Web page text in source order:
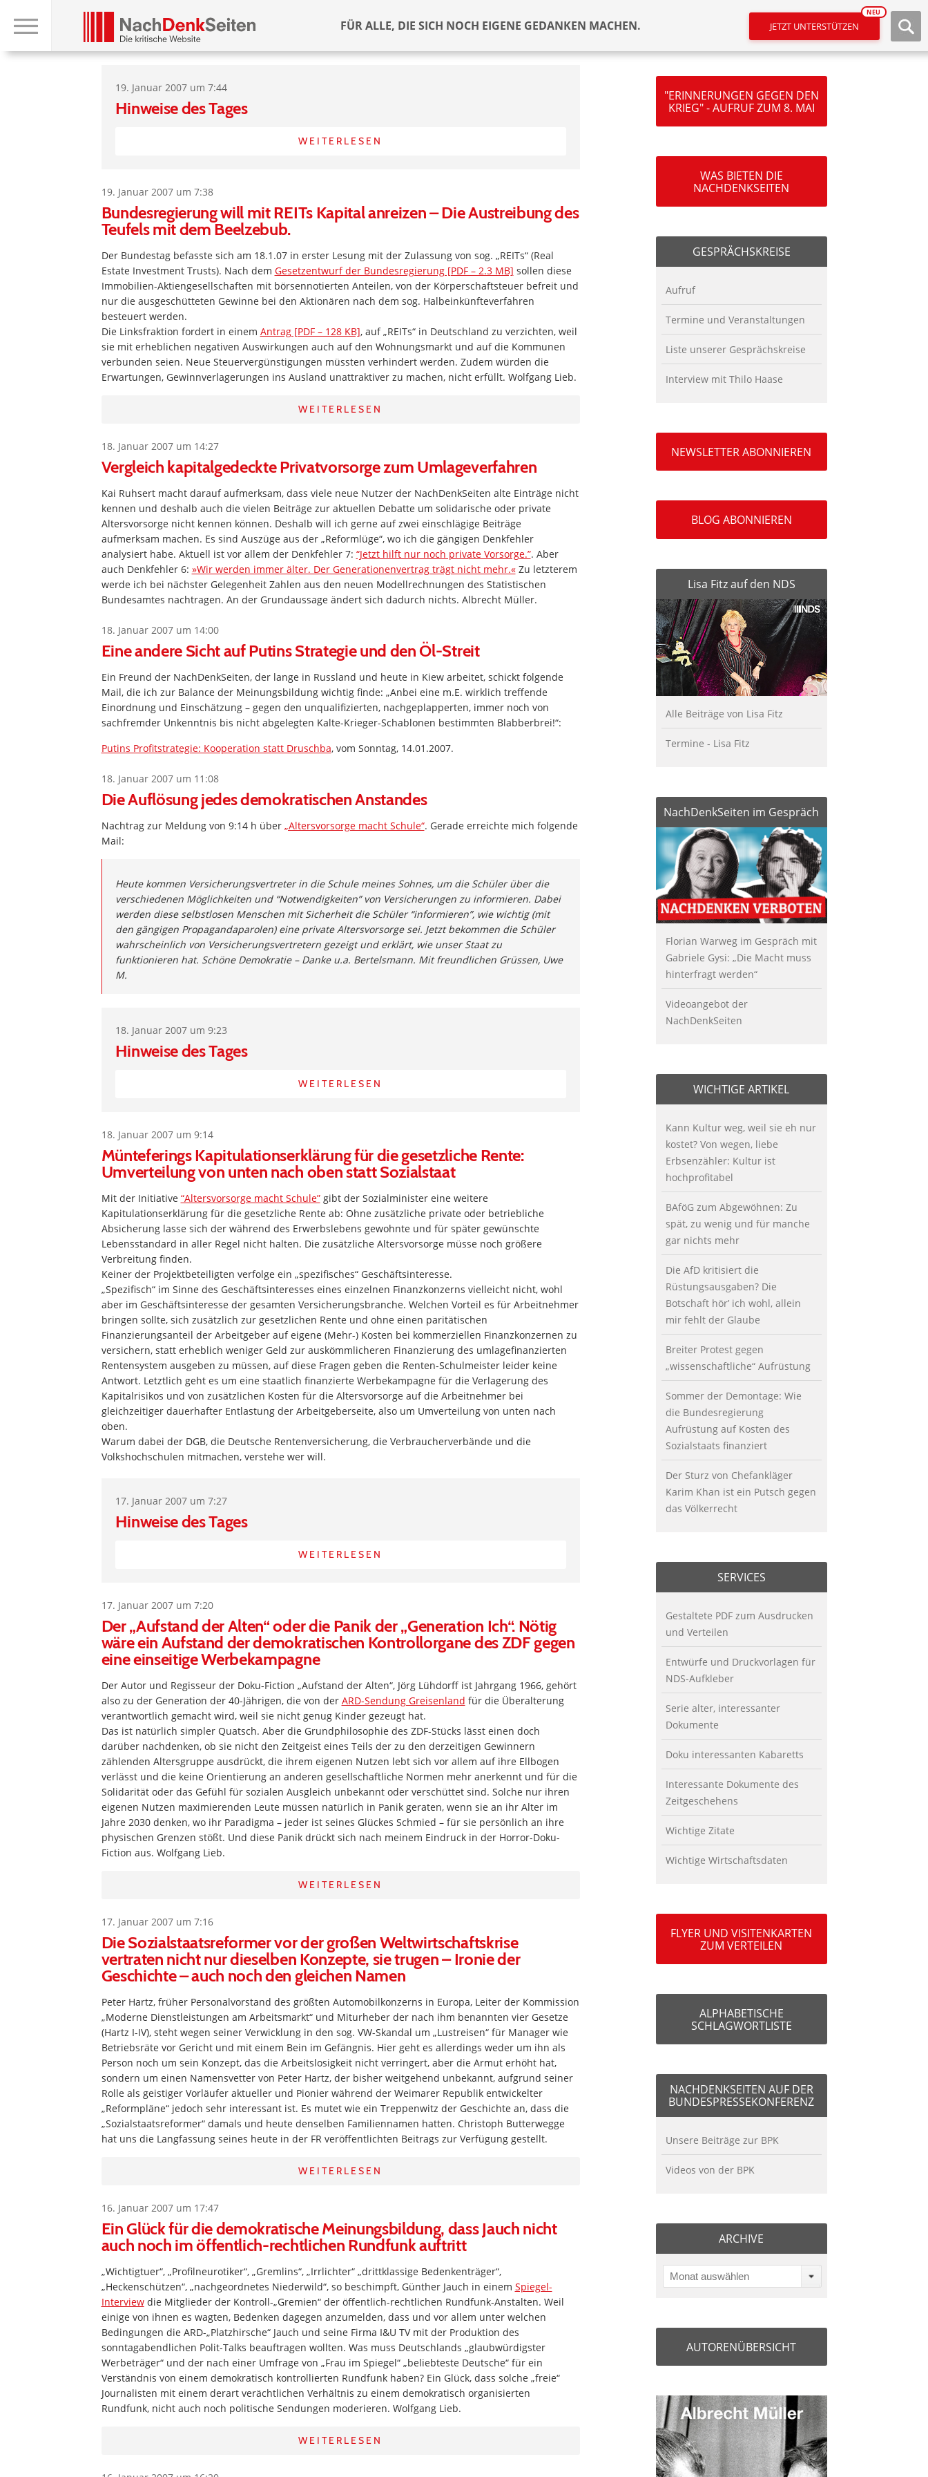
FÜR ALLE, DIE SICH NOCH EIGENE GEDANKEN MACHEN. JETZT UNTERSTÜTZEN
NEU
19. Januar 2007 um 7:44
Hinweise des Tages
WEITERLESEN
19. Januar 2007 um 7:38
Bundesregierung will mit REITs Kapital anreizen – Die Austreibung des
Teufels mit dem Beelzebub.
Der Bundestag befasste sich am 18.1.07 in erster Lesung mit der Zulassung von sog. „REITs“ (Real
Estate Investment Trusts). Nach dem Gesetzentwurf der Bundesregierung [PDF – 2.3 MB] sollen diese
Immobilien-Aktiengesellschaften mit börsennotierten Anteilen, von der Körperschaftsteuer befreit und
nur die ausgeschütteten Gewinne bei den Aktionären nach dem sog. Halbeinkünfteverfahren
besteuert werden.
Die Linksfraktion fordert in einem Antrag [PDF – 128 KB], auf „REITs“ in Deutschland zu verzichten, weil
sie mit erheblichen negativen Auswirkungen auch auf den Wohnungsmarkt und auf die Kommunen
verbunden seien. Neue Steuervergünstigungen müssten verhindert werden. Zudem würden die
Erwartungen, Gewinnverlagerungen ins Ausland unattraktiver zu machen, nicht erfüllt. Wolfgang Lieb.
WEITERLESEN
18. Januar 2007 um 14:27
Vergleich kapitalgedeckte Privatvorsorge zum Umlageverfahren
Kai Ruhsert macht darauf aufmerksam, dass viele neue Nutzer der NachDenkSeiten alte Einträge nicht
kennen und deshalb auch die vielen Beiträge zur aktuellen Debatte um solidarische oder private
Altersvorsorge nicht kennen können. Deshalb will ich gerne auf zwei einschlägige Beiträge
aufmerksam machen. Es sind Auszüge aus der „Reformlüge“, wo ich die gängigen Denkfehler
analysiert habe. Aktuell ist vor allem der Denkfehler 7: “Jetzt hilft nur noch private Vorsorge.”. Aber
auch Denkfehler 6: »Wir werden immer älter. Der Generationenvertrag trägt nicht mehr.«Zu letzterem
werde ich bei nächster Gelegenheit Zahlen aus den neuen Modellrechnungen des Statistischen
Bundesamtes nachtragen. An der Grundaussage ändert sich dadurch nichts. Albrecht Müller.
18. Januar 2007 um 14:00
Eine andere Sicht auf Putins Strategie und den Öl-Streit
Ein Freund der NachDenkSeiten, der lange in Russland und heute in Kiew arbeitet, schickt folgende
Mail, die ich zur Balance der Meinungsbildung wichtig finde: „Anbei eine m.E. wirklich treffende
Einordnung und Einschätzung – gegen den unqualifizierten, nachgeplapperten, immer noch von
sachfremder Unkenntnis bis nicht abgelegten Kalte-Krieger-Schablonen bestimmten Blabberbrei!“:
Putins Profitstrategie: Kooperation statt Druschba, vom Sonntag, 14.01.2007.
18. Januar 2007 um 11:08
Die Auflösung jedes demokratischen Anstandes
Nachtrag zur Meldung von 9:14 h über „Altersvorsorge macht Schule“. Gerade erreichte mich folgende
Mail:
Heute kommen Versicherungsvertreter in die Schule meines Sohnes, um die Schüler über die
verschiedenen Möglichkeiten und “Notwendigkeiten” von Versicherungen zu informieren. Dabei
werden diese selbstlosen Menschen mit Sicherheit die Schüler “informieren”, wie wichtig (mit
den gängigen Propagandaparolen) eine private Altersvorsorge sei. Jetzt bekommen die Schüler
wahrscheinlich von Versicherungsvertretern gezeigt und erklärt, wie unser Staat zu
funktionieren hat. Schöne Demokratie – Danke u.a. Bertelsmann. Mit freundlichen Grüssen, Uwe
M.
18. Januar 2007 um 9:23
Hinweise des Tages
WEITERLESEN
18. Januar 2007 um 9:14
Münteferings Kapitulationserklärung für die gesetzliche Rente:
Umverteilung von unten nach oben statt Sozialstaat
Mit der Initiative “Altersvorsorge macht Schule”gibt der Sozialminister eine weitere
Kapitulationserklärung für die gesetzliche Rente ab: Ohne zusätzliche private oder betriebliche
Absicherung lasse sich der während des Erwerbslebens gewohnte und für später gewünschte
Lebensstandard in aller Regel nicht halten. Die zusätzliche Altersvorsorge müsse noch größere
Verbreitung finden.
Keiner der Projektbeteiligten verfolge ein „spezifisches“ Geschäftsinteresse.
„Spezifisch“ im Sinne des Geschäftsinteresses eines einzelnen Finanzkonzerns vielleicht nicht, wohl
aber im Geschäftsinteresse der gesamten Versicherungsbranche. Welchen Vorteil es für Arbeitnehmer
bringen sollte, sich zusätzlich zur gesetzlichen Rente und ohne einen paritätischen
Finanzierungsanteil der Arbeitgeber auf eigene (Mehr-) Kosten bei kommerziellen Finanzkonzernen zu
versichern, statt erheblich weniger Geld zur auskömmlicheren Finanzierung des umlagefinanzierten
Rentensystem ausgeben zu müssen, auf diese Fragen geben die Renten-Schulmeister leider keine
Antwort. Letztlich geht es um eine staatlich finanzierte Werbekampagne für die Verlagerung des
Kapitalrisikos und von zusätzlichen Kosten für die Altersvorsorge auf die Arbeitnehmer bei
gleichzeitiger dauerhafter Entlastung der Arbeitgeberseite, also um Umverteilung von unten nach
oben.
Warum dabei der DGB, die Deutsche Rentenversicherung, die Verbraucherverbände und die
Volkshochschulen mitmachen, verstehe wer will.
17. Januar 2007 um 7:27
Hinweise des Tages
WEITERLESEN
17. Januar 2007 um 7:20
Der „Aufstand der Alten“ oder die Panik der „Generation Ich“. Nötig
wäre ein Aufstand der demokratischen Kontrollorgane des ZDF gegen
eine einseitige Werbekampagne
Der Autor und Regisseur der Doku-Fiction „Aufstand der Alten“, Jörg Lühdorff ist Jahrgang 1966, gehört
also zu der Generation der 40-Jährigen, die von der ARD-Sendung Greisenland für die Überalterung
verantwortlich gemacht wird, weil sie nicht genug Kinder gezeugt hat.
Das ist natürlich simpler Quatsch. Aber die Grundphilosophie des ZDF-Stücks lässt einen doch
darüber nachdenken, ob sie nicht den Zeitgeist eines Teils der zu den derzeitigen Gewinnern
zählenden Altersgruppe ausdrückt, die ihrem eigenen Nutzen lebt sich vor allem auf ihre Ellbogen
verlässt und die keine Orientierung an anderen gesellschaftliche Normen mehr anerkennt und für die
Solidarität oder das Gefühl für sozialen Ausgleich unbekannt oder verschüttet sind. Solche nur ihren
eigenen Nutzen maximierenden Leute müssen natürlich in Panik geraten, wenn sie an ihr Alter im
Jahre 2030 denken, wo ihr Paradigma – jeder ist seines Glückes Schmied – für sie persönlich an ihre
physischen Grenzen stößt. Und diese Panik drückt sich nach meinem Eindruck in der Horror-Doku-
Fiction aus. Wolfgang Lieb.
WEITERLESEN
17. Januar 2007 um 7:16
Die Sozialstaatsreformer vor der großen Weltwirtschaftskrise
vertraten nicht nur dieselben Konzepte, sie trugen – Ironie der
Geschichte – auch noch den gleichen Namen
Peter Hartz, früher Personalvorstand des größten Automobilkonzerns in Europa, Leiter der Kommission
„Moderne Dienstleistungen am Arbeitsmarkt“ und Miturheber der nach ihm benannten vier Gesetze
(Hartz I-IV), steht wegen seiner Verwicklung in den sog. VW-Skandal um „Lustreisen“ für Manager wie
Betriebsräte vor Gericht und mit einem Bein im Gefängnis. Hier geht es allerdings weder um ihn als
Person noch um sein Konzept, das die Arbeitslosigkeit nicht verringert, aber die Armut erhöht hat,
sondern um einen Namensvetter von Peter Hartz, der bisher weitgehend unbekannt, aufgrund seiner
Rolle als geistiger Vorläufer aktueller und Pionier während der Weimarer Republik entwickelter
„Reformpläne“ jedoch sehr interessant ist. Es mutet wie ein Treppenwitz der Geschichte an, dass die
„Sozialstaatsreformer“ damals und heute denselben Familiennamen hatten. Christoph Butterwegge
hat uns die Langfassung seines heute in der FR veröffentlichten Beitrags zur Verfügung gestellt.
WEITERLESEN
16. Januar 2007 um 17:47
Ein Glück für die demokratische Meinungsbildung, dass Jauch nicht
auch noch im öffentlich-rechtlichen Rundfunk auftritt
„Wichtigtuer“, „Profilneurotiker“, „Gremlins“, „Irrlichter“ „drittklassige Bedenkenträger“,
„Heckenschützen“, „nachgeordnetes Niederwild“, so beschimpft, Günther Jauch in einem Spiegel-
Interviewdie Mitglieder der Kontroll-„Gremien“ der öffentlich-rechtlichen Rundfunk-Anstalten. Weil
einige von ihnen es wagten, Bedenken dagegen anzumelden, dass und vor allem unter welchen
Bedingungen die ARD-„Platzhirsche“ Jauch und seine Firma I&U TV mit der Produktion des
sonntagabendlichen Polit-Talks beauftragen wollten. Was muss Deutschlands „glaubwürdigster
Werbeträger“ und der nach einer Umfrage von „Frau im Spiegel“ „beliebteste Deutsche“ für ein
Verständnis von einem demokratisch kontrollierten Rundfunk haben? Ein Glück, dass solche „freie“
Journalisten mit einem derart verächtlichen Verhältnis zu einem demokratisch organisierten
Rundfunk, nicht auch noch politische Sendungen moderieren. Wolfgang Lieb.
WEITERLESEN
"ERINNERUNGEN GEGEN DEN
KRIEG" - AUFRUF ZUM 8. MAI
WAS BIETEN DIE
NACHDENKSEITEN
GESPRÄCHSKREISE
Aufruf
Termine und Veranstaltungen
Liste unserer Gesprächskreise
Interview mit Thilo Haase
NEWSLETTER ABONNIEREN
BLOG ABONNIEREN
Lisa Fitz auf den NDS
Alle Beiträge von Lisa Fitz
Termine - Lisa Fitz
NachDenkSeiten im Gespräch
Florian Warweg im Gespräch mit
Gabriele Gysi: „Die Macht muss
hinterfragt werden“
Videoangebot der
NachDenkSeiten
WICHTIGE ARTIKEL
Kann Kultur weg, weil sie eh nur
kostet? Von wegen, liebe
Erbsenzähler: Kultur ist
hochprofitabel
BAföG zum Abgewöhnen: Zu
spät, zu wenig und für manche
gar nichts mehr
Die AfD kritisiert die
Rüstungsausgaben? Die
Botschaft hör’ ich wohl, allein
mir fehlt der Glaube
Breiter Protest gegen
„wissenschaftliche“ Aufrüstung
Sommer der Demontage: Wie
die Bundesregierung
Aufrüstung auf Kosten des
Sozialstaats finanziert
Der Sturz von Chefankläger
Karim Khan ist ein Putsch gegen
das Völkerrecht
SERVICES
Gestaltete PDF zum Ausdrucken
und Verteilen
Entwürfe und Druckvorlagen für
NDS-Aufkleber
Serie alter, interessanter
Dokumente
Doku interessanten Kabaretts
Interessante Dokumente des
Zeitgeschehens
Wichtige Zitate
Wichtige Wirtschaftsdaten
FLYER UND VISITENKARTEN
ZUM VERTEILEN
ALPHABETISCHE
SCHLAGWORTLISTE
NACHDENKSEITEN AUF DER
BUNDESPRESSEKONFERENZ
Unsere Beiträge zur BPK
Videos von der BPK
ARCHIVE
Monat auswählen
AUTORENÜBERSICHT